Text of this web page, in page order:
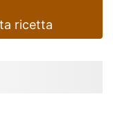
ricetta